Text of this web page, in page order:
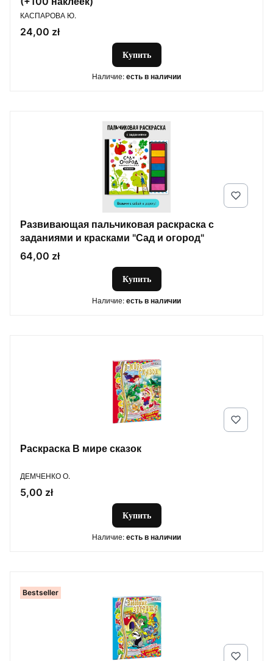
ПРОИЗВОДИТЕЛЬ
КАСПАРОВА Ю.
Цена
24,00 zł
Купить
Наличие: есть в наличии
Развивающая пальчиковая раскраска с
заданиями и красками "Сад и огород"
Цена
64,00 zł
Купить
Наличие: есть в наличии
Раскраска В мире сказок
ПРОИЗВОДИТЕЛЬ
ДЕМЧЕНКО О.
Цена
5,00 zł
Купить
Наличие: есть в наличии
Bestseller